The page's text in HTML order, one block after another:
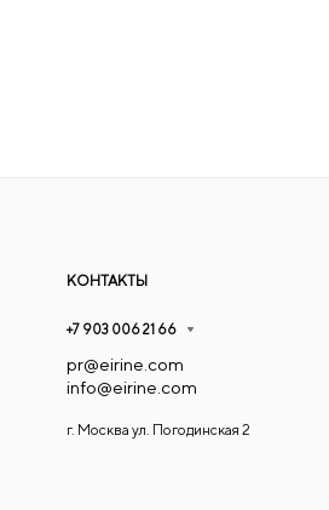
КОНТАКТЫ
+7 903 006 21 66
pr@eirine.com
info@eirine.com
г. Москва ул. Погодинская 2